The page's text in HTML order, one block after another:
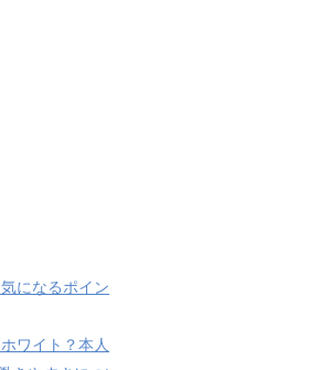
になるポイン
ワイト？本人